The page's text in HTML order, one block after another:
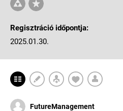
Regisztráció időpontja:
2025.01.30.
FutureManagement